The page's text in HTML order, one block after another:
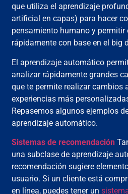
que utiliza el aprendizaje
artificial en capas) para hacer
pensamiento humano y permitir
rápidamente con base en el big
El aprendizaje automático
analizar rápidamente grandes
que te permite realizar cambios
experiencias más
Repasemos algunos ejemplos
aprendizaje automático.
Sistemas de recomendación
una subclase de aprendizaje
recomendación sugiere
usuario. Si un cliente está
en línea, puedes tener un